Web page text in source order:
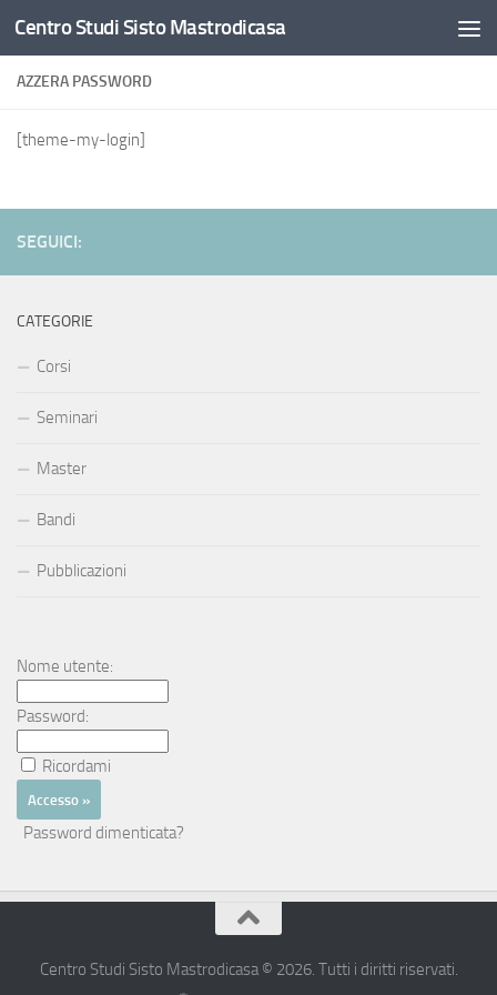
Salta al contenuto
Centro Studi Sisto Mastrodicasa
AZZERA PASSWORD
[theme-my-login]
SEGUICI:
CATEGORIE
Corsi
Seminari
Master
Bandi
Pubblicazioni
Nome utente:
Password:
Ricordami
Password dimenticata?
Centro Studi Sisto Mastrodicasa © 2026. Tutti i diritti riservati.